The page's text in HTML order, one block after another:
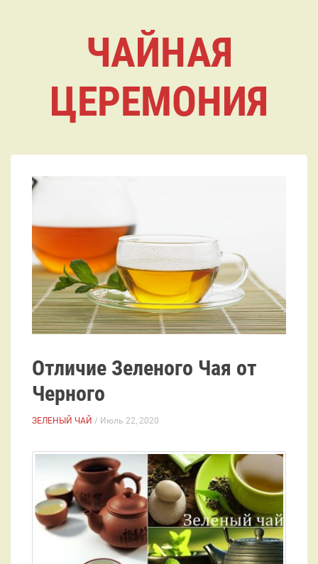
ЧАЙНАЯ
ЦЕРЕМОНИЯ
Отличие Зеленого Чая от
Черного
ЗЕЛЕНЫЙ ЧАЙ / Июль 22, 2020